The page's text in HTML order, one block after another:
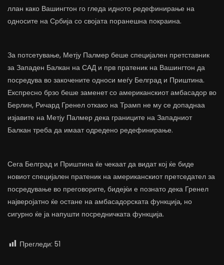
ллан како Вашингтон го гледа идното редефинирање на
односите на Србија со својата поранешна покраина.
За потсетување, Метју Палмер беше специјален претставник
за Западен Балкан на САД и прв пратеник на Вашингтон да
посредува во закочените односи меѓу Белград и Приштина.
Експресно брзо беше заменет со американскиот амбасадор во
Берлин, Ричард Гренел откако на Трамп не му се допаднаа
изјавите на Метју Палмер дека границите на Западниот
Балкан треба да имаат одредено редефинирање.
Сега Белград и Приштина ќе чекаат да видат кој ќе биде
новиот специјален пратеник на американскиот претседател за
посредување во преговорите, бидејќи е познато дека Гренел
најверојатно ќе остане на амбасадорската функција, но
сигурно ќе ја напушти посредничката функција.
Прегледи: 51